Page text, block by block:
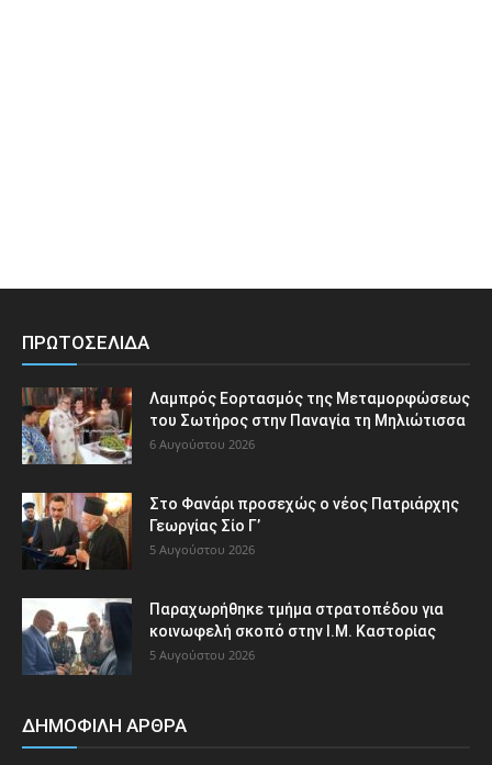
ΠΡΩΤΟΣΕΛΙΔΑ
Λαμπρός Εορτασμός της Μεταμορφώσεως
του Σωτήρος στην Παναγία τη Μηλιώτισσα
6 Αυγούστου 2026
Στο Φανάρι προσεχώς ο νέος Πατριάρχης
Γεωργίας Σίο Γ’
5 Αυγούστου 2026
Παραχωρήθηκε τμήμα στρατοπέδου για
κοινωφελή σκοπό στην Ι.Μ. Καστορίας
5 Αυγούστου 2026
ΔΗΜΟΦΙΛΗ ΑΡΘΡΑ